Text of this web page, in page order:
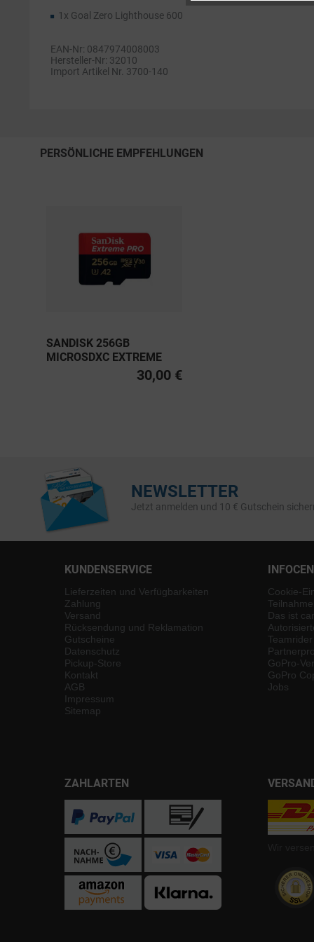
1x Goal Zero Lighthouse 600
EAN-Nr: 0847974008003
Hersteller-Nr: 32010
Import Artikel Nr. 3700-140
PERSÖNLICHE EMPFEHLUNGEN
SANDISK 256GB
MICROSDXC EXTREME
PRO UHS-I U3, CLASS 10
30,00 €
NEWSLETTER
Jetzt anmelden und 10 € Gutschein
KUNDENSERVICE
Lieferzeiten und Verfügbarkeiten
Zahlung
Versand
Rücksendung und Reklamation
Gutscheine
Datenschutz
Pickup-Store
Kontakt
AGB
Impressum
Sitemap
Cookie-
Das ist
Teamrider
GoPro-
GoPro
Jobs
ZAHLARTEN